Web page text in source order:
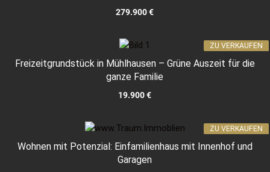
279.900 €
Freizeitgrundstück in Mühlhausen – Grüne Auszeit für die
ganze Familie
19.900 €
ZU VERKAUFEN
Wohnen mit Potenzial: Einfamilienhaus mit Innenhof und
Garagen
ZU VERKAUFEN